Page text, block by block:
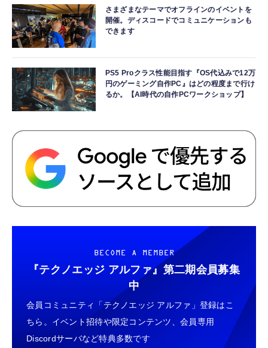
さまざまなテーマでオフラインのイベントを
開催。ディスコードでコミュニケーションも
できます
PS5 Proクラス性能目指す『OS代込みで12万
円のゲーミング自作PC』はどの程度まで行け
るか。【AI時代の自作PCワークショップ】
BECOME A MEMBER
『テクノエッジ アルファ』 第二期会員募集
中
会員コミュニティ「テクノエッジ アルファ」登録はこ
ちら。イベント招待や限定コンテンツ、会員専用
Discordサーバなど特典多数です